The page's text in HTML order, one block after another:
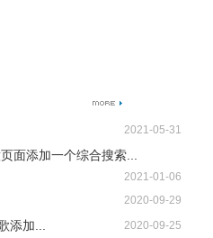
2021-05-31
面添加一个综合搜索...
2021-01-06
2020-09-29
添加... 2020-09-25